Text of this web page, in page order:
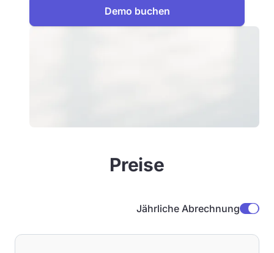
Demo buchen
Preise
Jährliche Abrechnung